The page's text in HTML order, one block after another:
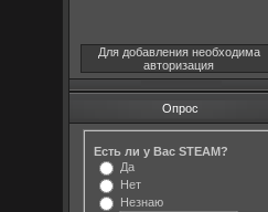
Для добавления необходима
авторизация
Опрос
Есть ли у Вас STEAM?
Да
Нет
Незнаю